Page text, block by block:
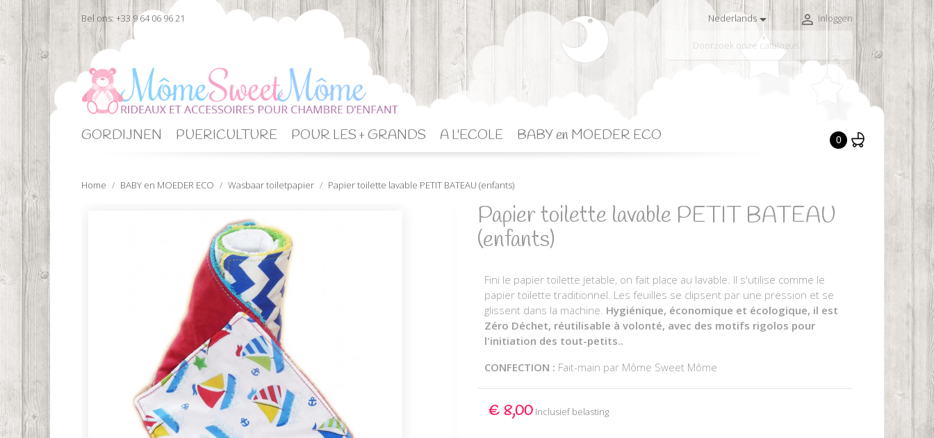
Bel ons: +33 9 64 06 96 21 Nederlands  Inloggen

GORDIJNEN PUERICULTURE POUR LES + GRANDS A L'ECOLE BABY en MOEDER ECO 0
Home BABY en MOEDER ECO Wasbaar toiletpapier Papier toilette lavable PETIT BATEAU (enfants)
Papier toilette lavable PETIT BATEAU
(enfants)
Fini le papier toilette jetable, on fait place au lavable. Il s'utilise comme le
papier toilette traditionnel. Les feuilles se clipsent par une pression et se
glissent dans la machine. Hygiénique, économique et écologique, il est
Zéro Déchet, réutilisable à volonté, avec des motifs rigolos pour
l'initiation des tout-petits..
CONFECTION : Fait-main par Môme Sweet Môme
€ 8,00 Inclusief belasting